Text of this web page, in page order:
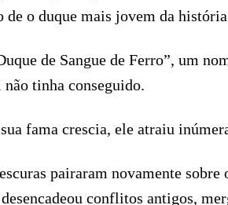
o duque mais jovem da
de Sangue de Ferro”, um
não tinha conseguido.
fama crescia, ele atraiu
pairaram novamente
conflitos antigos,